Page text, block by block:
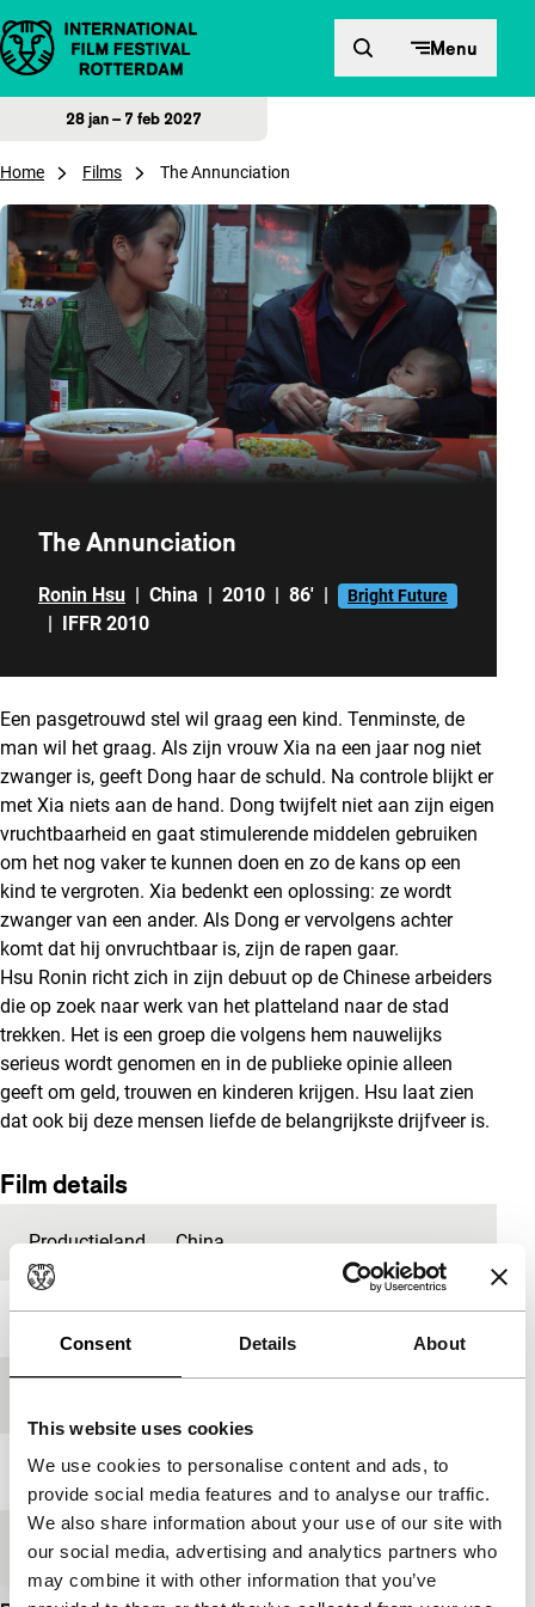
Consent Details About
This website uses cookies
We use cookies to personalise content and ads, to
provide social media features and to analyse our traffic.
We also share information about your use of our site with
our social media, advertising and analytics partners who
may combine it with other information that you’ve
Direct naar inhoud Menu
28 jan – 7 feb 2027
Home Films The Annunciation
The Annunciation
Ronin Hsu | China | 2010 | 86' | Bright Future
| IFFR 2010
Een pasgetrouwd stel wil graag een kind. Tenminste, de
man wil het graag. Als zijn vrouw Xia na een jaar nog niet
zwanger is, geeft Dong haar de schuld. Na controle blijkt er
met Xia niets aan de hand. Dong twijfelt niet aan zijn eigen
vruchtbaarheid en gaat stimulerende middelen gebruiken
om het nog vaker te kunnen doen en zo de kans op een
kind te vergroten. Xia bedenkt een oplossing: ze wordt
zwanger van een ander. Als Dong er vervolgens achter
komt dat hij onvruchtbaar is, zijn de rapen gaar.
Hsu Ronin richt zich in zijn debuut op de Chinese arbeiders
die op zoek naar werk van het platteland naar de stad
trekken. Het is een groep die volgens hem nauwelijks
serieus wordt genomen en in de publieke opinie alleen
geeft om geld, trouwen en kinderen krijgen. Hsu laat zien
dat ook bij deze mensen liefde de belangrijkste drijfveer is.
Film details
Productieland China
Jaar 2010
Lengte 86'
Medium/FormaatHDcam